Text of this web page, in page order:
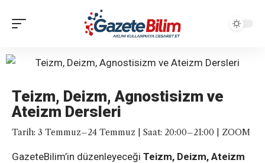
Teizm, Deizm, Agnostisizm ve
Ateizm Dersleri
Tarih: 3 Temmuz–24 Temmuz | Saat: 20:00–21:00 | ZOOM
GazeteBilim’in düzenleyeceği Teizm, Deizm, Ateizm